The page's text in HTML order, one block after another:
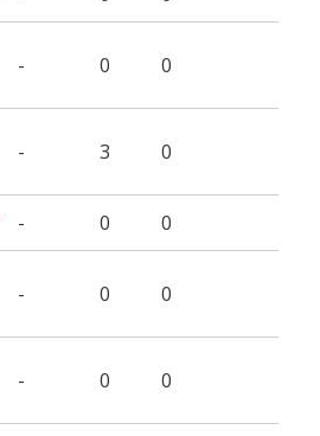
- 0 0
- 3 0
- 0 0
- 0 0
- 0 0